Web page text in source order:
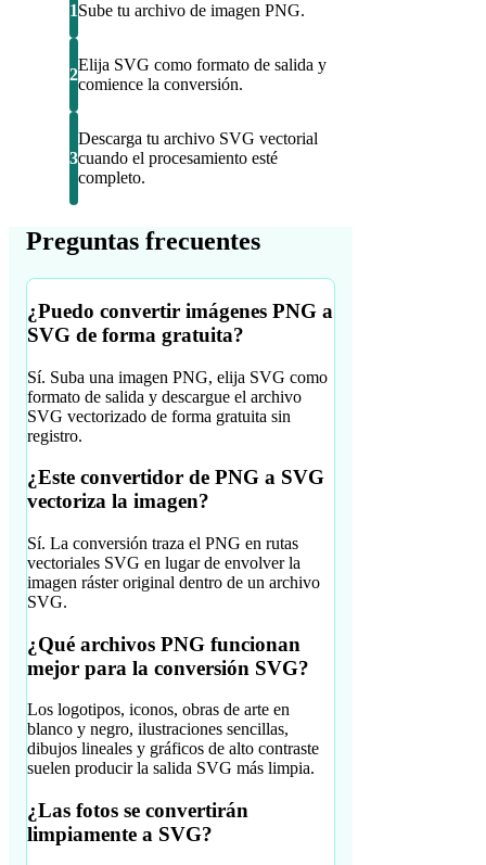
1Sube tu archivo de imagen PNG.
2
Elija SVG como formato de salida y
comience la conversión.
3
Descarga tu archivo SVG vectorial
cuando el procesamiento esté
completo.
Preguntas frecuentes
¿Puedo convertir imágenes PNG a
SVG de forma gratuita?
Sí. Suba una imagen PNG, elija SVG como
formato de salida y descargue el archivo
SVG vectorizado de forma gratuita sin
registro.
¿Este convertidor de PNG a SVG
vectoriza la imagen?
Sí. La conversión traza el PNG en rutas
vectoriales SVG en lugar de envolver la
imagen ráster original dentro de un archivo
SVG.
¿Qué archivos PNG funcionan
mejor para la conversión SVG?
Los logotipos, iconos, obras de arte en
blanco y negro, ilustraciones sencillas,
dibujos lineales y gráficos de alto contraste
suelen producir la salida SVG más limpia.
¿Las fotos se convertirán
limpiamente a SVG?